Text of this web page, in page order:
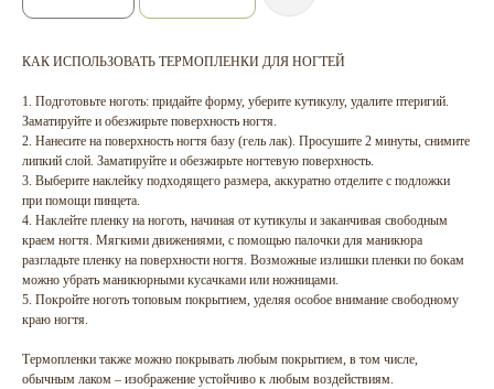
КАК ИСПОЛЬЗОВАТЬ ТЕРМОПЛЕНКИ ДЛЯ НОГТЕЙ
1. Подготовьте ноготь: придайте форму, уберите кутикулу, удалите птеригий.
Заматируйте и обезжирьте поверхность ногтя.
2. Нанесите на поверхность ногтя базу (гель лак). Просушите 2 минуты, снимите
липкий слой. Заматируйте и обезжирьте ногтевую поверхность.
3. Выберите наклейку подходящего размера, аккуратно отделите с подложки
при помощи пинцета.
4. Наклейте пленку на ноготь, начиная от кутикулы и заканчивая свободным
краем ногтя. Мягкими движениями, с помощью палочки для маникюра
разгладьте пленку на поверхности ногтя. Возможные излишки пленки по бокам
можно убрать маникюрными кусачками или ножницами.
5. Покройте ноготь топовым покрытием, уделяя особое внимание свободному
краю ногтя.
Термопленки также можно покрывать любым покрытием, в том числе,
обычным лаком – изображение устойчиво к любым воздействиям.